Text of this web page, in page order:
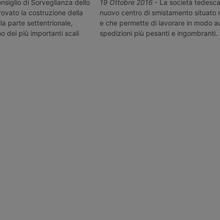
il
per i farmaci. Serve anche la
logistica dei vaccini contro la
Covid-19.
noleggiati
potrebbe
di Sorveglianza dello
la costruzione della
parte settentrionale,
dei più importanti scali
19 Ottobre 2016 - La società
nuovo centro di smistamento situato
e che permette di lavorare in modo
spedizioni più pesanti e ingombranti.